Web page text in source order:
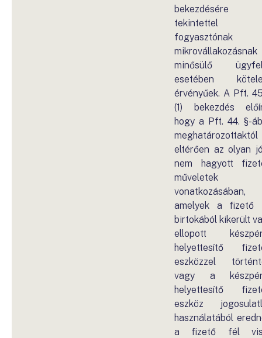
bekezdésére
tekintettel
fogyasztónak
mikrovállakozásnak
minősülő
esetében
érvényűek. A Pft.
(1) bekezdés
hogy a Pft. 44. §-
meghatározottaktól
eltérően az olyan
nem hagyott
műveletek
vonatkozásában,
amelyek a fizető
birtokából kikerült
ellopott
helyettesítő
eszközzel
vagy a
helyettesítő
eszköz
használatából
a fizető fél